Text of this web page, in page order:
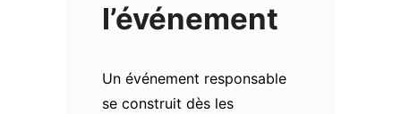
l’événement
Un événement responsable
se construit dès les